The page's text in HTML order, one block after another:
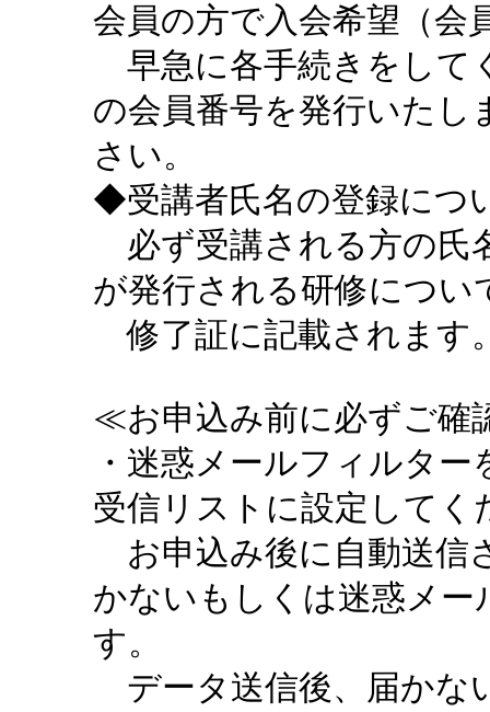
会員の方で入会希望（会
早急に各手続きをして
の会員番号を発行いたし
さい。
◆受講者氏名の登録につ
必ず受講される方の氏
が発行される研修につい
修了証に記載されます
≪お申込み前に必ずご確
・迷惑メールフィルタ
受信リストに設定してく
お申込み後に自動送信
かないもしくは迷惑メ
す。
データ送信後、届かな